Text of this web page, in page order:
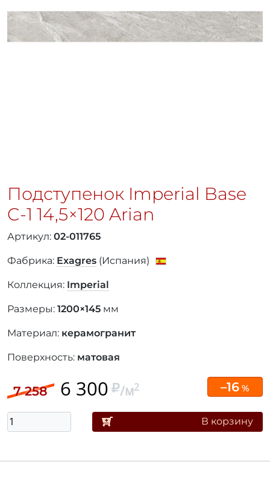
Подступенок Imperial Base
C-1 14,5×120 Arian
Артикул: 02-011765
Фабрика: Exagres (Испания)
Коллекция: Imperial
Размеры: 1200×145 мм
Материал: керамогранит
Поверхность: матовая
7 258 6 300 /м2 –16 %
В корзину